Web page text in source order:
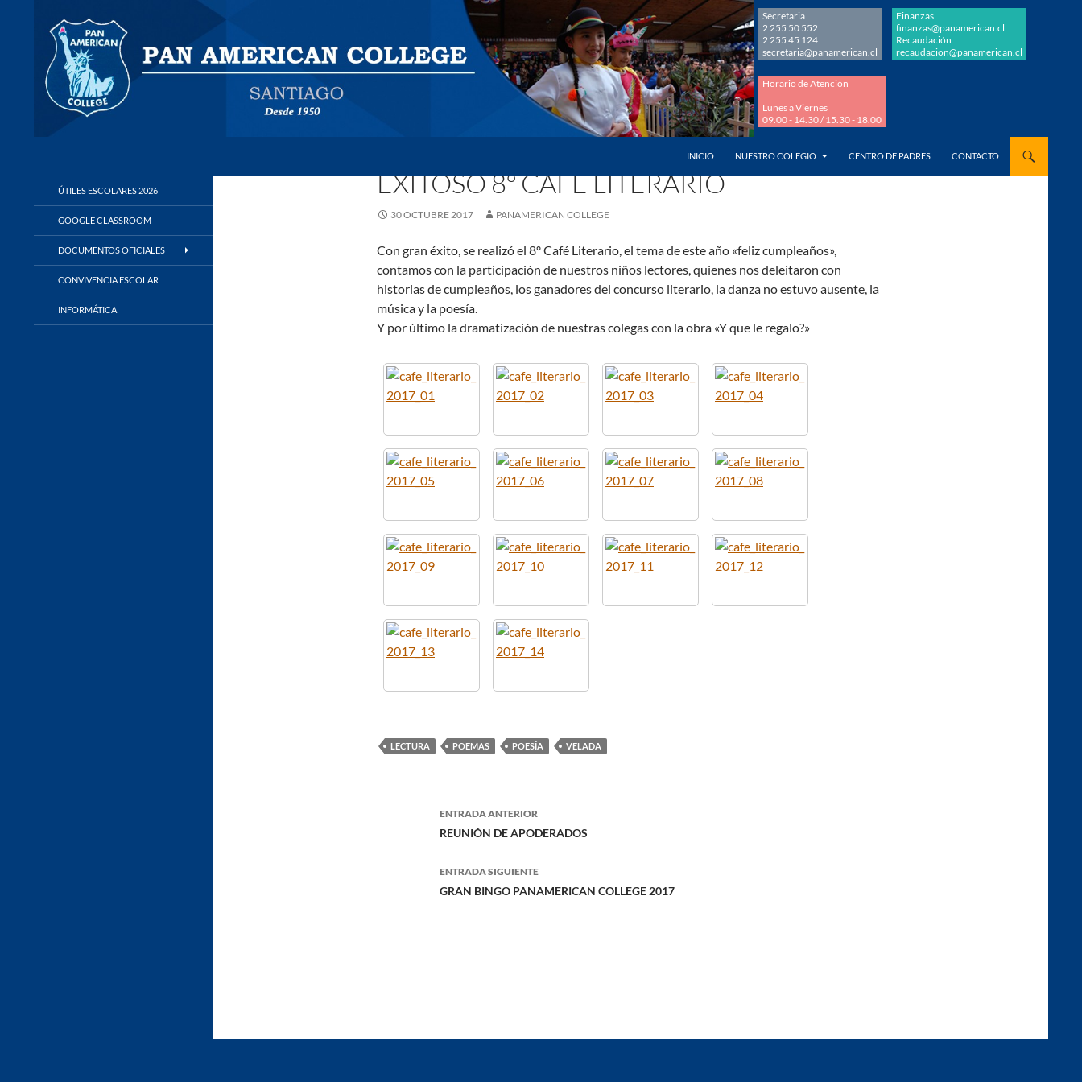
Secretaria
2 255 50 552
2 255 45 124
secretaria@panamerican.cl
Finanzas
finanzas@panamerican.cl
Recaudación
recaudacion@panamerican.cl
Horario de Atención
Lunes a Viernes
09.00 - 14.30 / 15.30 - 18.00
INICIO
NUESTRO COLEGIO CENTRO DE PADRES CONTACTO
EXITOSO 8º CAFÉ LITERARIO
30 OCTUBRE 2017 PANAMERICAN COLLEGE
Con gran éxito, se realizó el 8º Café Literario, el tema de este año «feliz cumpleaños»,
contamos con la participación de nuestros niños lectores, quienes nos deleitaron con
historias de cumpleaños, los ganadores del concurso literario, la danza no estuvo ausente, la
música y la poesía.
Y por último la dramatización de nuestras colegas con la obra «Y que le regalo?»
LECTURA POEMAS POESÍA VELADA
Navegación
de
entradas
ENTRADA ANTERIOR
REUNIÓN DE APODERADOS
ENTRADA SIGUIENTE
GRAN BINGO PANAMERICAN COLLEGE 2017
ÚTILES ESCOLARES 2026
GOOGLE CLASSROOM
DOCUMENTOS OFICIALES
CONVIVENCIA ESCOLAR
INFORMÁTICA